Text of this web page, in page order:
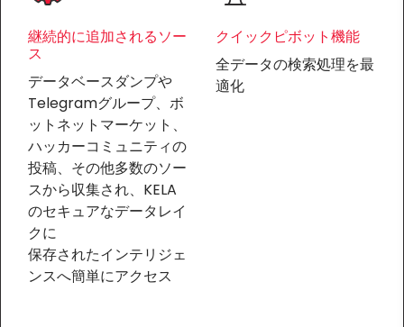
継続的に追加されるソー
ス
データベースダンプや
Telegramグループ、ボ
ットネットマーケット、
ハッカーコミュニティの
投稿、その他多数のソー
スから収集され、KELA
のセキュアなデータレイ
クに
保存されたインテリジェ
ンスへ簡単にアクセス
クイックピボット機能
全データの検索処理を最
適化